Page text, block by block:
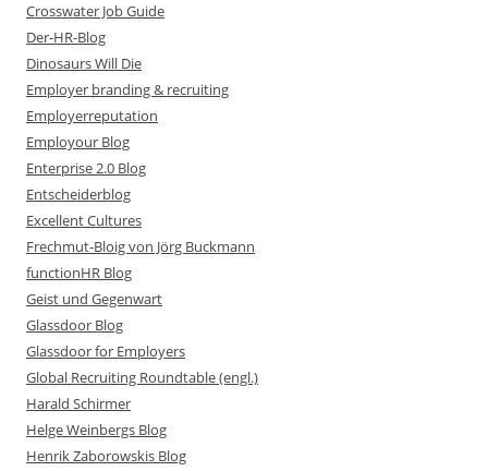
Crosswater Job Guide
Der-HR-Blog
Dinosaurs Will Die
Employer branding & recruiting
Employerreputation
Employour Blog
Enterprise 2.0 Blog
Entscheiderblog
Excellent Cultures
Frechmut-Bloig von Jörg Buckmann
functionHR Blog
Geist und Gegenwart
Glassdoor Blog
Glassdoor for Employers
Global Recruiting Roundtable (engl.)
Harald Schirmer
Helge Weinbergs Blog
Henrik Zaborowskis Blog